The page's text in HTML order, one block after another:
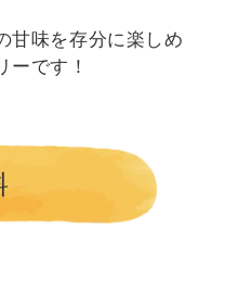
甘味を存分に楽しめ
ーです！